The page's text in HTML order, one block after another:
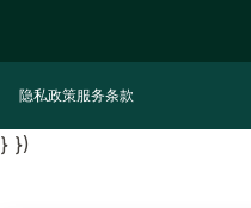
隐私政策服务条款
} })